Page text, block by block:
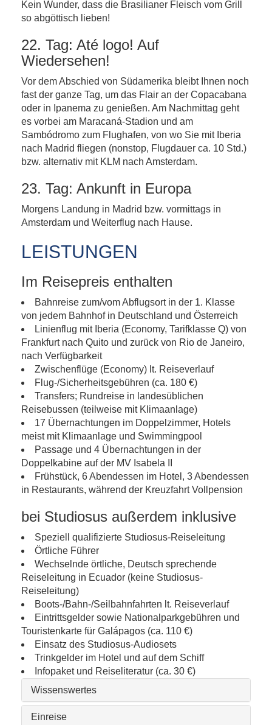
Kein Wunder, dass die Brasilianer Fleisch vom Grill
so abgöttisch lieben!
22. Tag: Até logo! Auf
Wiedersehen!
Vor dem Abschied von Südamerika bleibt Ihnen noch
fast der ganze Tag, um das Flair an der Copacabana
oder in Ipanema zu genießen. Am Nachmittag geht
es vorbei am Maracaná-Stadion und am
Sambódromo zum Flughafen, von wo Sie mit Iberia
nach Madrid fliegen (nonstop, Flugdauer ca. 10 Std.)
bzw. alternativ mit KLM nach Amsterdam.
23. Tag: Ankunft in Europa
Morgens Landung in Madrid bzw. vormittags in
Amsterdam und Weiterflug nach Hause.
LEISTUNGEN
Im Reisepreis enthalten
Bahnreise zum/vom Abflugsort in der 1. Klasse
von jedem Bahnhof in Deutschland und Österreich
Linienflug mit Iberia (Economy, Tarifklasse Q) von
Frankfurt nach Quito und zurück von Rio de Janeiro,
nach Verfügbarkeit
Zwischenflüge (Economy) lt. Reiseverlauf
Flug-/Sicherheitsgebühren (ca. 180 €)
Transfers; Rundreise in landesüblichen
Reisebussen (teilweise mit Klimaanlage)
17 Übernachtungen im Doppelzimmer, Hotels
meist mit Klimaanlage und Swimmingpool
Passage und 4 Übernachtungen in der
Doppelkabine auf der MV Isabela II
Frühstück, 6 Abendessen im Hotel, 3 Abendessen
in Restaurants, während der Kreuzfahrt Vollpension
bei Studiosus außerdem inklusive
Speziell qualifizierte Studiosus-Reiseleitung
Örtliche Führer
Wechselnde örtliche, Deutsch sprechende
Reiseleitung in Ecuador (keine Studiosus-
Reiseleitung)
Boots-/Bahn-/Seilbahnfahrten lt. Reiseverlauf
Eintrittsgelder sowie Nationalparkgebühren und
Touristenkarte für Galápagos (ca. 110 €)
Einsatz des Studiosus-Audiosets
Trinkgelder im Hotel und auf dem Schiff
Infopaket und Reiseliteratur (ca. 30 €)
Wissenswertes
Einreise